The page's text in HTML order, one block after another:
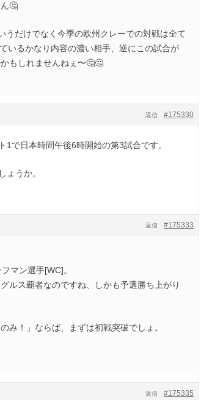
🤔
うだけでなく今季の欧州クレーでの対戦は全て
いるかなり内容の濃い相手、逆にこの試合が
もしれませんねぇ〜🤔🤔
#175330
返信
で日本時間午後6時開始の第3試合です。
ょうか。
#175333
返信
マン選手[WC]。
ルス覇者なのですね、しかも予選勝ち上がり
み！」ならば、まずは初戦突破でしょ。
#175335
返信